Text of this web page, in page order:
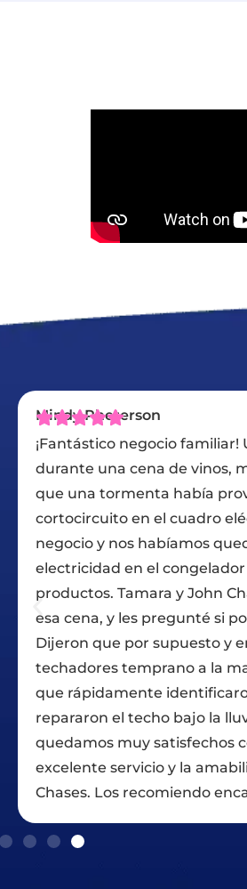
de
nuestro
en
a dos
y
Nos
el
David S.
En la fase de
techado, Chase
ayudarnos con
seguro y lo
asegurándose
papeleo
que habían
directamente a
trabajo a
bastante
bien. Estamos
y la calidad del
calificar Chase